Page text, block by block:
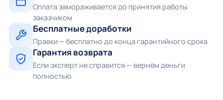
Оплата замораживается до принятия работы
заказчиком
Бесплатные доработки
Правки — бесплатно до конца гарантийного срока
Гарантия возврата
Если эксперт не справится — вернём деньги
полностью